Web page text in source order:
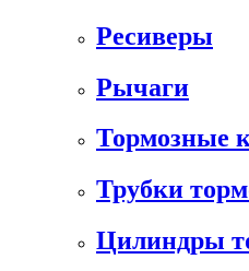
Ресиверы
Рычаги
Тормозные
Трубки
Цилиндры